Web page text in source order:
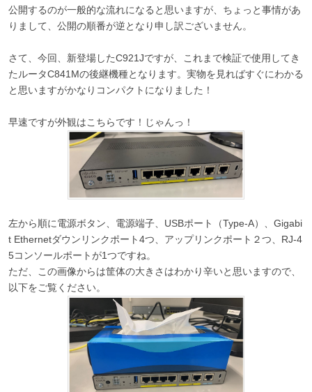
公開するのが一般的な流れになると思いますが、ちょっと事情があ
りまして、公開の順番が逆となり申し訳ございません。
さて、今回、新登場したC921Jですが、これまで検証で使用してき
たルータC841Mの後継機種となります。実物を見ればすぐにわかる
と思いますがかなりコンパクトになりました！
早速ですが外観はこちらです！じゃんっ！
左から順に電源ボタン、電源端子、USBポート（Type-A）、Gigabi
t Ethernetダウンリンクポート4つ、アップリンクポート２つ、RJ-4
5コンソールポートが1つですね。
ただ、この画像からは筐体の大きさはわかり辛いと思いますので、
以下をご覧ください。